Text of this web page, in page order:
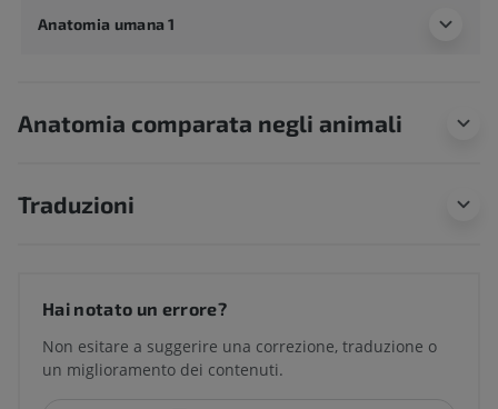
Anatomia umana 1
Anatomia comparata negli animali
Traduzioni
Hai notato un errore?
Non esitare a suggerire una correzione, traduzione o
un miglioramento dei contenuti.